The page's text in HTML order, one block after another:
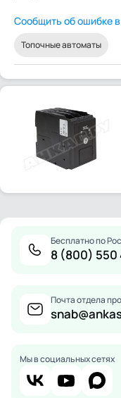
Сообщить об ошибке
Топочные автоматы
Бесплатно по
8 (800) 550
Почта отдела
Мы в социальных сетях